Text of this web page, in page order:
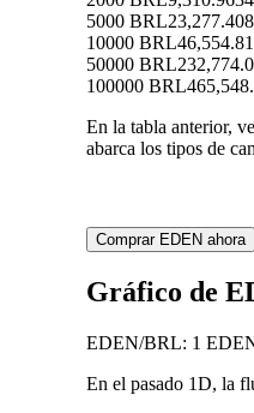
5000 BRL
10000 BRL
50000 BRL
100000 BRL
En la tabla anterior,
abarca los tipos de
Comprar EDEN ahora
Gráfico de
EDEN/BRL: 1
En el pasado 1D, la